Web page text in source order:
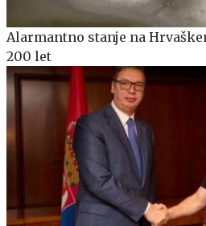
Alarmantno stanje na
200 let